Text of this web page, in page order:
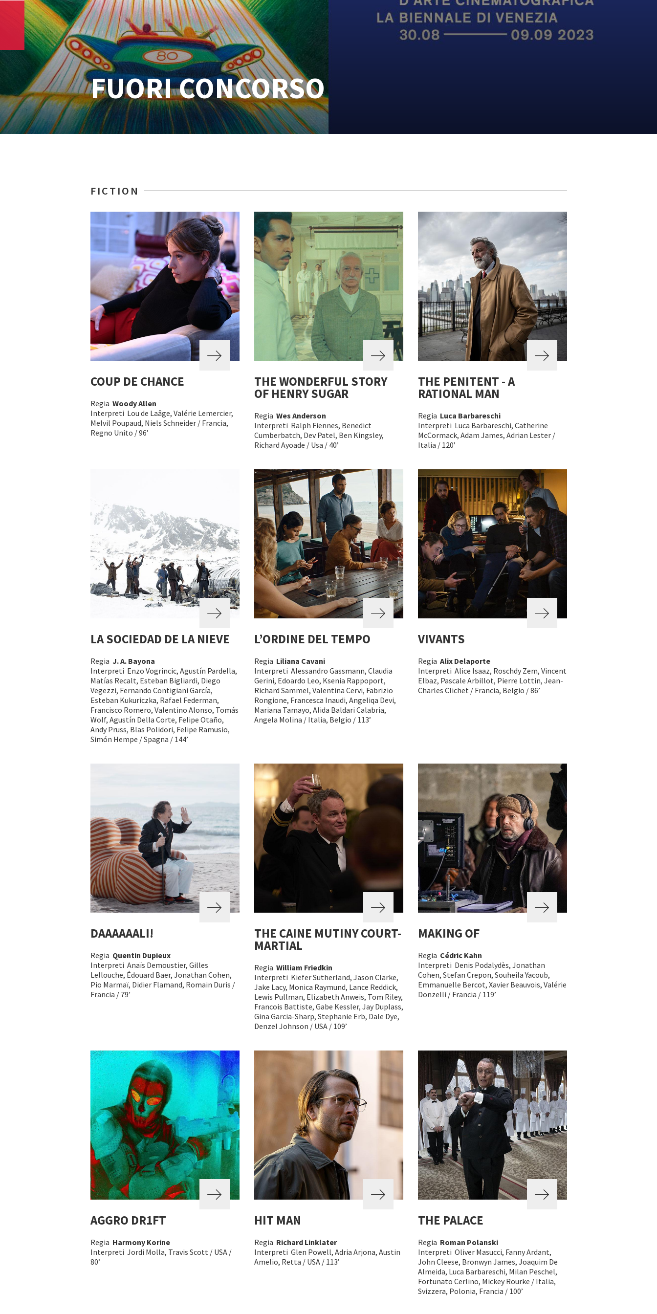
FUORI CONCORSO
FICTION
COUP DE CHANCE
Regia Woody Allen
Interpreti Lou de Laâge, Valérie Lemercier,
Melvil Poupaud, Niels Schneider / Francia,
Regno Unito / 96’
THE WONDERFUL STORY
OF HENRY SUGAR
Regia Wes Anderson
Interpreti Ralph Fiennes, Benedict
Cumberbatch, Dev Patel, Ben Kingsley,
Richard Ayoade / Usa / 40’
THE PENITENT - A
RATIONAL MAN
Regia Luca Barbareschi
Interpreti Luca Barbareschi, Catherine
McCormack, Adam James, Adrian Lester /
Italia / 120’
LA SOCIEDAD DE LA NIEVE
Regia J. A. Bayona
Interpreti Enzo Vogrincic, Agustín Pardella,
Matías Recalt, Esteban Bigliardi, Diego
Vegezzi, Fernando Contigiani García,
Esteban Kukuriczka, Rafael Federman,
Francisco Romero, Valentino Alonso, Tomás
Wolf, Agustín Della Corte, Felipe Otaño,
Andy Pruss, Blas Polidori, Felipe Ramusio,
Simón Hempe / Spagna / 144’
L’ORDINE DEL TEMPO
Regia Liliana Cavani
Interpreti Alessandro Gassmann, Claudia
Gerini, Edoardo Leo, Ksenia Rappoport,
Richard Sammel, Valentina Cervi, Fabrizio
Rongione, Francesca Inaudi, Angeliqa Devi,
Mariana Tamayo, Alida Baldari Calabria,
Angela Molina / Italia, Belgio / 113’
VIVANTS
Regia Alix Delaporte
Interpreti Alice Isaaz, Roschdy Zem, Vincent
Elbaz, Pascale Arbillot, Pierre Lottin, Jean-
Charles Clichet / Francia, Belgio / 86’
DAAAAAALI!
Regia Quentin Dupieux
Interpreti Anaïs Demoustier, Gilles
Lellouche, Édouard Baer, Jonathan Cohen,
Pio Marmaï, Didier Flamand, Romain Duris /
Francia / 79’
THE CAINE MUTINY COURT-
MARTIAL
Regia William Friedkin
Interpreti Kiefer Sutherland, Jason Clarke,
Jake Lacy, Monica Raymund, Lance Reddick,
Lewis Pullman, Elizabeth Anweis, Tom Riley,
Francois Battiste, Gabe Kessler, Jay Duplass,
Gina Garcia-Sharp, Stephanie Erb, Dale Dye,
Denzel Johnson / USA / 109’
MAKING OF
Regia Cédric Kahn
Interpreti Denis Podalydès, Jonathan
Cohen, Stefan Crepon, Souheila Yacoub,
Emmanuelle Bercot, Xavier Beauvois, Valérie
Donzelli / Francia / 119’
AGGRO DR1FT
Regia Harmony Korine
Interpreti Jordi Molla, Travis Scott / USA /
80’
HIT MAN
Regia Richard Linklater
Interpreti Glen Powell, Adria Arjona, Austin
Amelio, Retta / USA / 113’
THE PALACE
Regia Roman Polanski
Interpreti Oliver Masucci, Fanny Ardant,
John Cleese, Bronwyn James, Joaquim De
Almeida, Luca Barbareschi, Milan Peschel,
Fortunato Cerlino, Mickey Rourke / Italia,
Svizzera, Polonia, Francia / 100’